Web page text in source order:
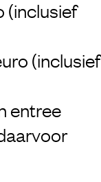
(inclusief
(inclusief
entree